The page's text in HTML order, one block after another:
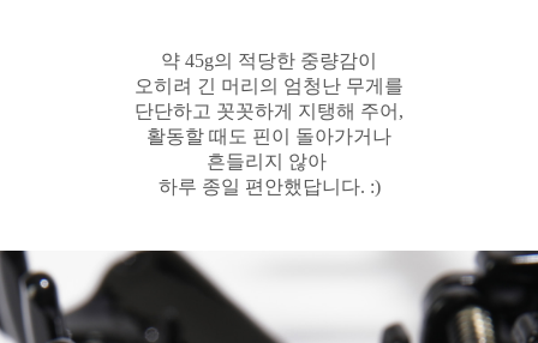
약 45g의 적당한 중량감이
오히려 긴 머리의 엄청난 무게를
단단하고 꼿꼿하게 지탱해 주어,
활동할 때도 핀이 돌아가거나
흔들리지 않아
하루 종일 편안했답니다. :)